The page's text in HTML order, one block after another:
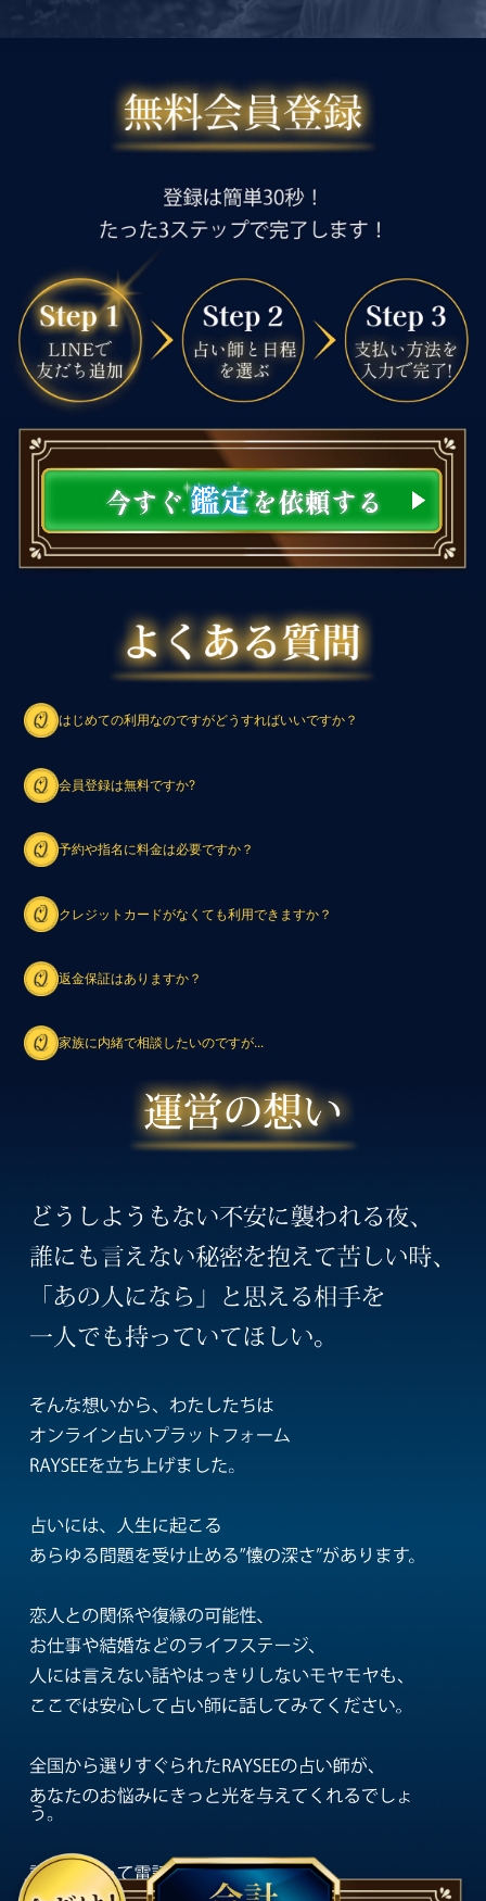
はじめての利用なのですがどうすればいいですか？
会員登録は無料ですか?
予約や指名に料金は必要ですか？
クレジットカードがなくても利用できますか？
返金保証はありますか？
家族に内緒で相談したいのですが...